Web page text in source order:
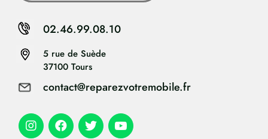
5 rue de Suède
37100 Tours
contact@reparezvotremobile.fr
02.46.99.08.10